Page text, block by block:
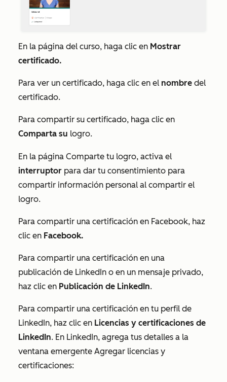
En la página del curso, haga clic en Mostrar
certificado.
Para ver un certificado, haga clic en el nombre del
certificado.
Para compartir su certificado, haga clic en
Comparta su logro.
En la página Comparte tu logro, activa el
interruptor para dar tu consentimiento para
compartir información personal al compartir el
logro.
Para compartir una certificación en Facebook, haz
clic en Facebook.
Para compartir una certificación en una
publicación de LinkedIn o en un mensaje privado,
haz clic en Publicación de LinkedIn.
Para compartir una certificación en tu perfil de
LinkedIn, haz clic en Licencias y certificaciones de
LinkedIn. En LinkedIn, agrega tus detalles a la
ventana emergente Agregar licencias y
certificaciones: